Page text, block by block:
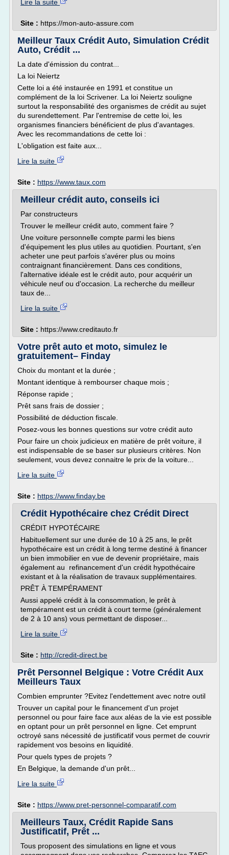
Lire la suite
Site : https://mon-auto-assure.com
Meilleur Taux Crédit Auto, Simulation Crédit
Auto, Crédit ...
La date d'émission du contrat...
La loi Neiertz
Cette loi a été instaurée en 1991 et constitue un
complément de la loi Scrivener. La loi Neiertz souligne
surtout la responsabilité des organismes de crédit au sujet
du surendettement. Par l'entremise de cette loi, les
organismes financiers bénéficient de plus d'avantages.
Avec les recommandations de cette loi :
L'obligation est faite aux...
Lire la suite
Site : https://www.taux.com
Meilleur crédit auto, conseils ici
Par constructeurs
Trouver le meilleur crédit auto, comment faire ?
Une voiture personnelle compte parmi les biens
d'équipement les plus utiles au quotidien. Pourtant, s'en
acheter une peut parfois s'avérer plus ou moins
contraignant financièrement. Dans ces conditions,
l'alternative idéale est le crédit auto, pour acquérir un
véhicule neuf ou d'occasion. La recherche du meilleur
taux de...
Lire la suite
Site : https://www.creditauto.fr
Votre prêt auto et moto, simulez le
gratuitement– Finday
Choix du montant et la durée ;
Montant identique à rembourser chaque mois ;
Réponse rapide ;
Prêt sans frais de dossier ;
Possibilité de déduction fiscale.
Posez-vous les bonnes questions sur votre crédit auto
Pour faire un choix judicieux en matière de prêt voiture, il
est indispensable de se baser sur plusieurs critères. Non
seulement, vous devez connaitre le prix de la voiture...
Lire la suite
Site : https://www.finday.be
Crédit Hypothécaire chez Crédit Direct
CRÉDIT HYPOTÉCAIRE
Habituellement sur une durée de 10 à 25 ans, le prêt
hypothécaire est un crédit à long terme destiné à financer
un bien immobilier en vue de devenir propriétaire, mais
également au refinancement d'un crédit hypothécaire
existant et à la réalisation de travaux supplémentaires.
PRÊT À TEMPÉRAMENT
Aussi appelé crédit à la consommation, le prêt à
tempérament est un crédit à court terme (généralement
de 2 à 10 ans) vous permettant de disposer...
Lire la suite
Site : http://credit-direct.be
Prêt Personnel Belgique : Votre Crédit Aux
Meilleurs Taux
Combien emprunter ?Evitez l'endettement avec notre outil
Trouver un capital pour le financement d'un projet
personnel ou pour faire face aux aléas de la vie est possible
en optant pour un prêt personnel en ligne. Cet emprunt
octroyé sans nécessité de justificatif vous permet de couvrir
rapidement vos besoins en liquidité.
Pour quels types de projets ?
En Belgique, la demande d'un prêt...
Lire la suite
Site : https://www.pret-personnel-comparatif.com
Meilleurs Taux, Crédit Rapide Sans
Justificatif, Prêt ...
Tous proposent des simulations en ligne et vous